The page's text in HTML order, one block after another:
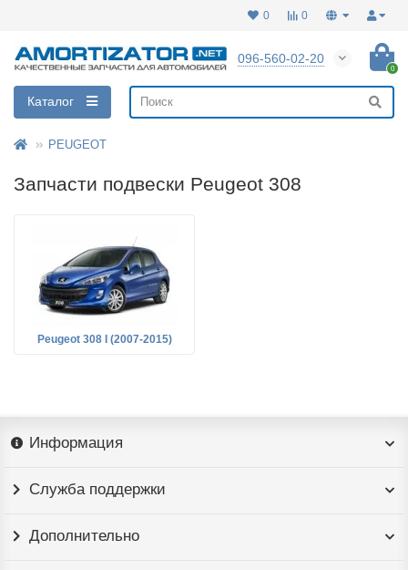
0
0
096-560-02-20
0
Каталог
PEUGEOT
Запчасти подвески Peugeot 308
Peugeot 308 I (2007-2015)
Информация
Служба поддержки
Дополнительно